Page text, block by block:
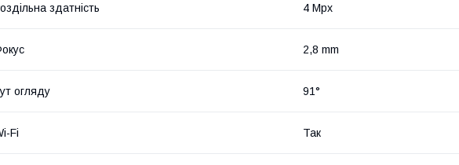
здатність 4 Mpx
2,8 mm
огляду 91°
Fi Так